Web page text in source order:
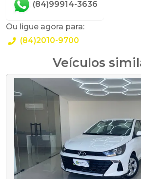
(84)99914-3636
Ou ligue agora para:
(84)2010-9700
Veículos